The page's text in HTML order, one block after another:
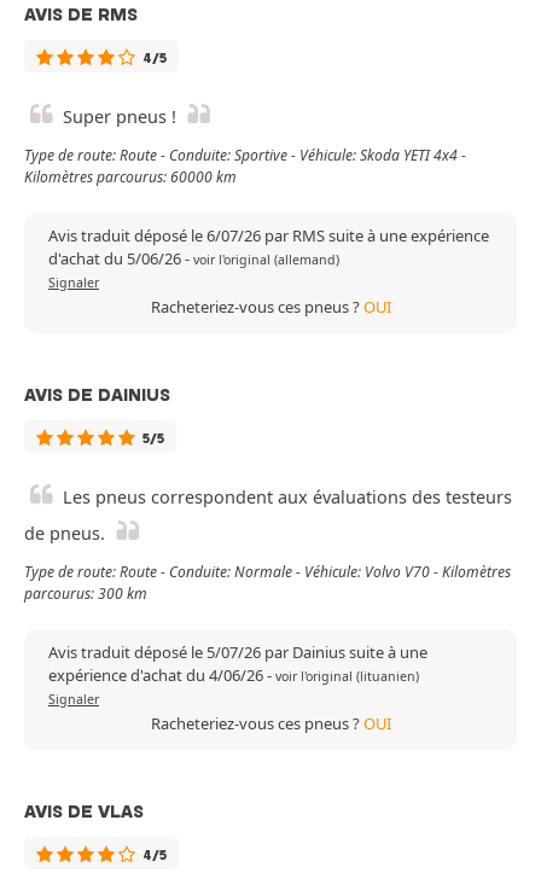
AVIS DE RMS
4/5
Super pneus !
Type de route: Route - Conduite: Sportive - Véhicule: Skoda YETI 4x4 -
Kilomètres parcourus: 60000 km
Avis traduit déposé le 6/07/26 par RMS suite à une expérience
d'achat du 5/06/26- voir l'original (allemand)
Signaler
Racheteriez-vous ces pneus ?OUI
AVIS DE DAINIUS
5/5
Les pneus correspondent aux évaluations des testeurs
de pneus.
Type de route: Route - Conduite: Normale - Véhicule: Volvo V70 - Kilomètres
parcourus: 300 km
Avis traduit déposé le 5/07/26 par Dainius suite à une
expérience d'achat du 4/06/26- voir l'original (lituanien)
Signaler
Racheteriez-vous ces pneus ?OUI
AVIS DE VLAS
4/5